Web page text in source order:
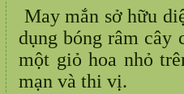
May mắn sở hữu
dụng bóng râm cây
một giỏ hoa nhỏ
mạn và thi vị.